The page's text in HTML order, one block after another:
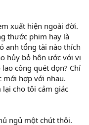
xuất hiện ngoài đời.
thước phim hay là
anh tổng tài nào thích
hủy bỏ hôn ước với vị
công quét dọn? Chỉ
mới hợp với nhau.
cho tôi cảm giác
ngủ một chút thôi.